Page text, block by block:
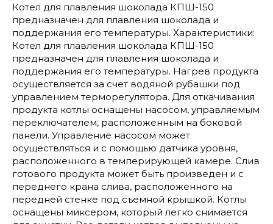
Котел для плавления шоколада КПШ-150
предназначен для плавления шоколада и
поддержания его температуры. Характеристики:
Котел для плавления шоколада КПШ-150
предназначен для плавления шоколада и
поддержания его температуры. Нагрев продукта
осуществляется за счет водяной рубашки под
управлением терморегулятора. Для откачивания
продукта котлы оснащены насосом, управляемым
переключателем, расположенным на боковой
панели. Управление насосом может
осуществляться и с помощью датчика уровня,
расположенного в темперирующей камере. Слив
готового продукта может быть произведен и с
переднего крана слива, расположенного на
передней стенке под съемной крышкой. Котлы
оснащены миксером, который легко снимается